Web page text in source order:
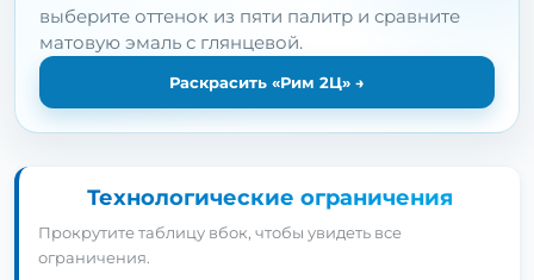
выберите оттенок из пяти палитр и сравните
матовую эмаль с глянцевой.
Раскрасить «Рим 2Ц» →
Технологические ограничения
Прокрутите таблицу вбок, чтобы увидеть все
ограничения.